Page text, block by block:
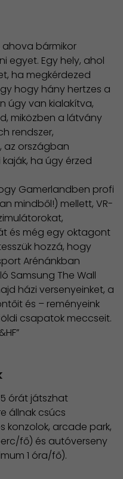
ahova bármikor
egyet. Egy hely, ahol
ha megkérdezed
hogy hány hertzes a
úgy van kialakítva,
miközben a látvány
rendszer,
az országban
ha úgy érzed
Gamerlandben profi
mindből!) mellett, VR-
és még egy oktagont
hozzá, hogy
Arénánkban
Samsung The Wall
házi versenyeinket, a
és – reményeink
csapatok meccseit.
órát játszhat
állnak csúcs
konzolok, arcade park,
fő) és autóverseny
1 óra/fő).